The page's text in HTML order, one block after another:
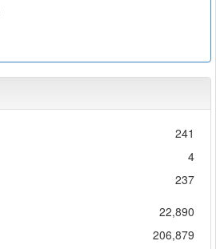
241
4
237
22,890
206,879